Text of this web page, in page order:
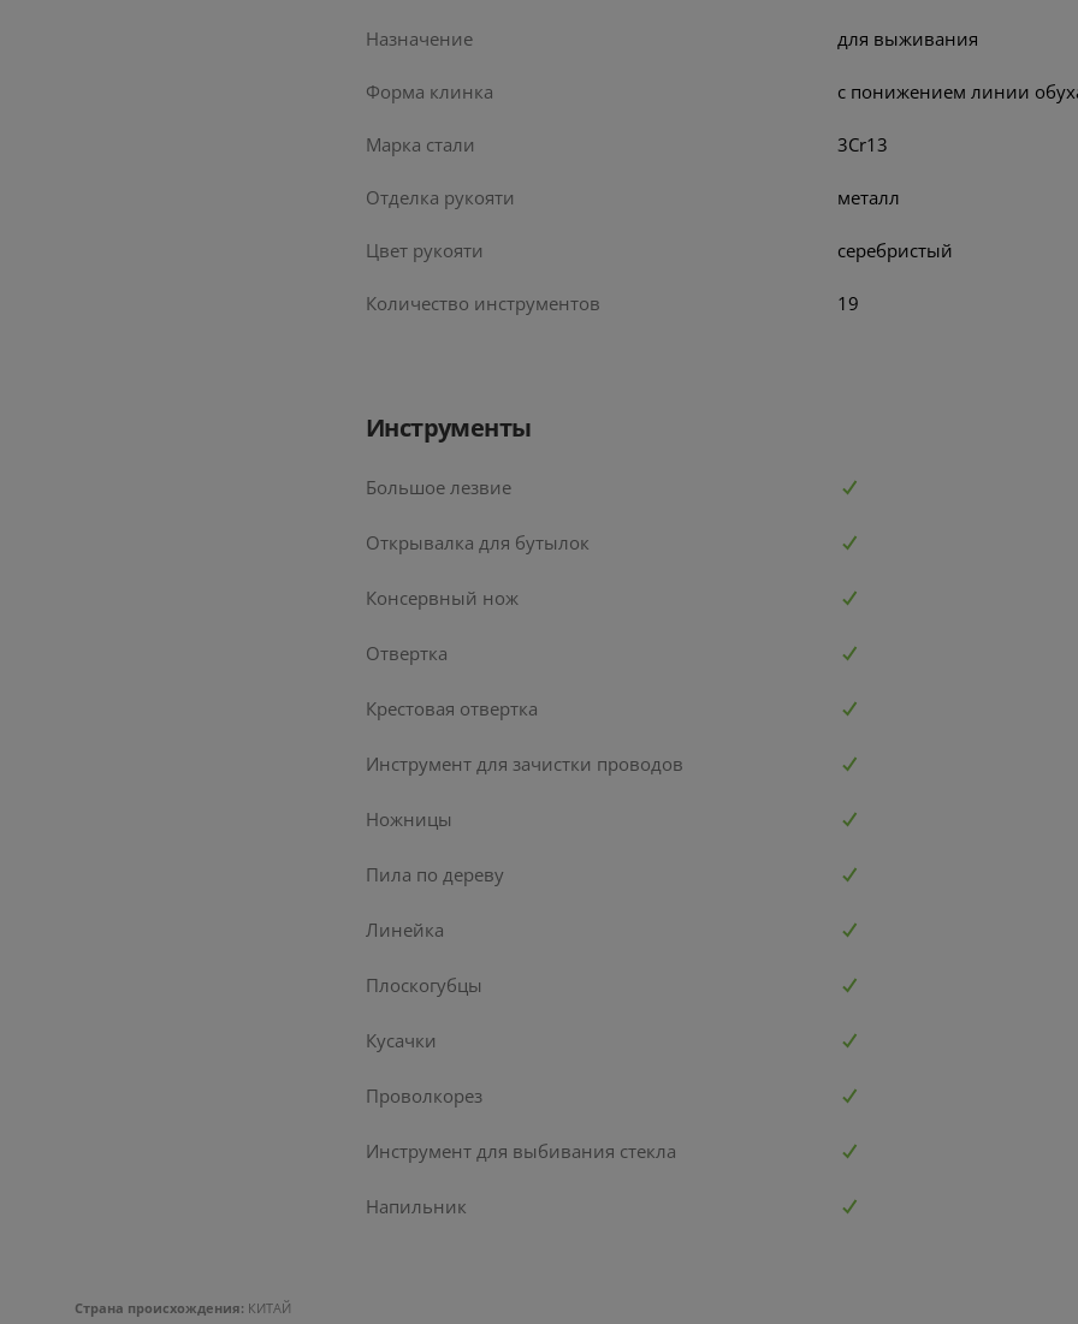
Назначение для выживания
Форма клинка с понижением линии
Марка стали 3Cr13
Отделка рукояти металл
Цвет рукояти серебристый
Количество инструментов 19
Инструменты
Большое лезвие
Открывалка для бутылок
Консервный нож
Отвертка
Крестовая отвертка
Инструмент для зачистки проводов
Ножницы
Пила по дереву
Линейка
Плоскогубцы
Кусачки
Проволкорез
Инструмент для выбивания стекла
Напильник
Страна происхождения: КИТАЙ
locking Tape Measure